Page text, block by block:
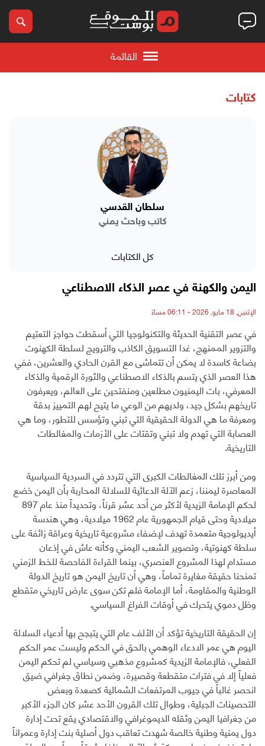
القائمة
كتابات
سلطان القدسي
كاتب وباحث يمني
كل الكتابات
اليمن والكهنة في عصر الذكاء الاصطناعي
الإثنين, 18 مايو, 2026 - 06:11 مساءً
في عصر التقنية الحديثة والتكنولوجيا التي أسقطت حواجز التعتيم
والتزوير الممنهج، غدا التسويق الكاذب والترويج لسلطة الكهنوت
بضاعة كاسدة لا يمكن أن تتماشى مع القرن الحادي والعشرين، ففي
هذا العصر الذي يتسم بالذكاء الاصطناعي والثورة الرقمية والذكاء
المعرفي، بات اليمنيون مطلعين ومنفتحين على العالم، ويعرفون
تاريخهم بشكل جيد، ولديهم من الوعي ما يتيح لهم التمييز بدقة
ومعرفة ما هي الدولة الحقيقية التي تبني وتؤسس للتطور، وما هي
العصابة التي تهدم ولا تبني وتقتات على الأزمات والمغالطات
التاريخية.
ومن أبرز تلك المغالطات الكبرى التي تتردد في السردية السياسية
المعاصرة ليمننا، زعم الآلة الدعائية للسلالة المحاربة بأن اليمن خضع
لحكم الإمامة الزيدية لأكثر من أحد عشر قرناً، وتحديداً منذ عام 897
ميلادية وحتى قيام الجمهورية عام 1962 ميلادية، وهي هندسة
أيديولوجية متعمدة تهدف لإضفاء مشروعية تاريخية وعراقة زائفة على
سلطة كهنوتية، وتصوير الشعب اليمني وكأنه عاش في إذعان
مستدام لهذا المشروع العنصري، بينما القراءة الفاحصة للخط الزمني
تمنحنا حقيقة مغايرة تماماً، وهي أن تاريخ اليمن هو تاريخ الدولة
الوطنية والمقاومة، أما الإمامة فلم تكن سوى عارض تاريخي متقطع
وظل دموي يتحرك في أوقات الفراغ السياسي.
إن الحقيقة التاريخية تؤكد أن الألف عام التي يتبجح بها أدعياء السلالة
اليوم هي عمر الادعاء الوهمي بالحق في الحكم وليست عمر الحكم
الفعلي، فالإمامة الزيدية كمشروع مذهبي وسياسي لم تحكم اليمن
فعلياً إلا في فترات متقطعة وقصيرة، وضمن نطاق جغرافي ضيق
انحصر غالباً في جيوب المرتفعات الشمالية كصعدة وبعض
التحصينات الجبلية، وطوال تلك القرون الأحد عشر كان الجزء الأكبر
من جغرافيا اليمن وثقله الديموغرافي والاقتصادي يقع تحت إدارة
دول يمنية وطنية خالصة شهدت تعاقب دول أصلية بنت إدارة وعمراناً